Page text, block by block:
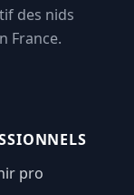
des nids
France.
pro